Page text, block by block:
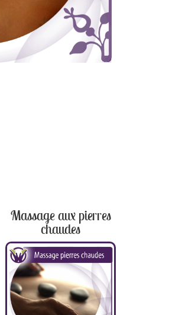
Massage aux pierres
chaudes